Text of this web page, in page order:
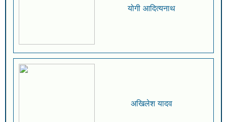
योगी आदित्यनाथ
अखिलेश यादव